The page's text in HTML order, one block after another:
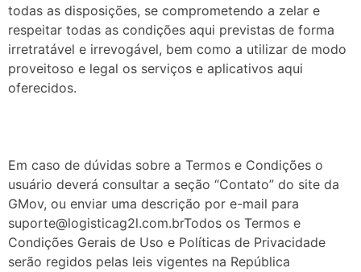
todas as disposições, se comprometendo a zelar e
respeitar todas as condições aqui previstas de forma
irretratável e irrevogável, bem como a utilizar de modo
proveitoso e legal os serviços e aplicativos aqui
oferecidos.
Em caso de dúvidas sobre a Termos e Condições o
usuário deverá consultar a seção “Contato” do site da
GMov, ou enviar uma descrição por e-mail para
suporte@logisticag2l.com.brTodos os Termos e
Condições Gerais de Uso e Políticas de Privacidade
serão regidos pelas leis vigentes na República